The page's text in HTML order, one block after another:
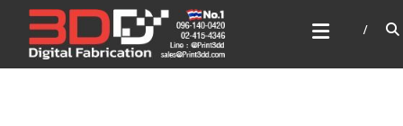
content
3DD DIGITAL FABRICATION
เครื่องพิมพ์3มิติ สแกนเนอร์
เลเซอร์